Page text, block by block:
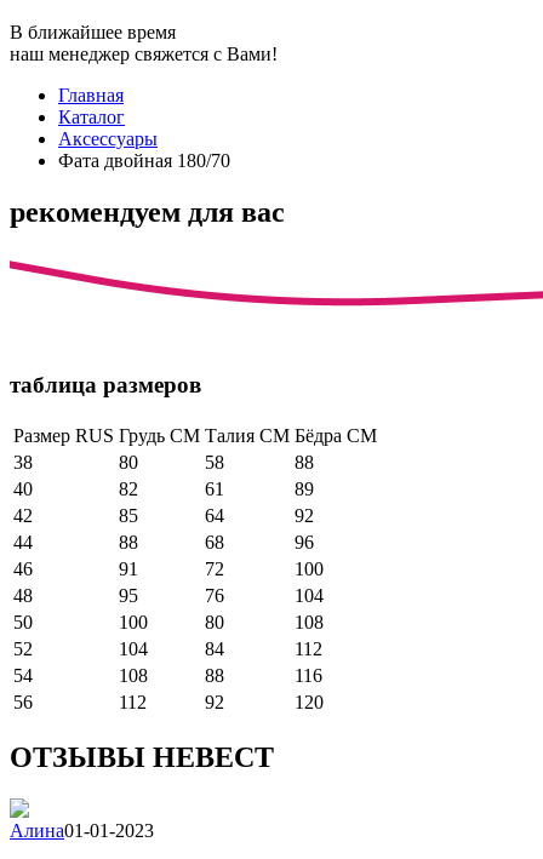
В ближайшее время
наш менеджер свяжется с Вами!
Главная
Каталог
Аксессуары
Фата двойная 180/70
рекомендуем для вас
таблица размеров
Размер RUS Грудь СМ Талия СМ Бёдра СМ
38
80 58
88
40
82 61
89
42
85 64
92
44
88 68
96
46
91 72
100
48
95 76
104
50
100 80
108
52
104 84
112
54
108 88
116
56
112 92 120
ОТЗЫВЫ НЕВЕСТ
Алина01-01-2023